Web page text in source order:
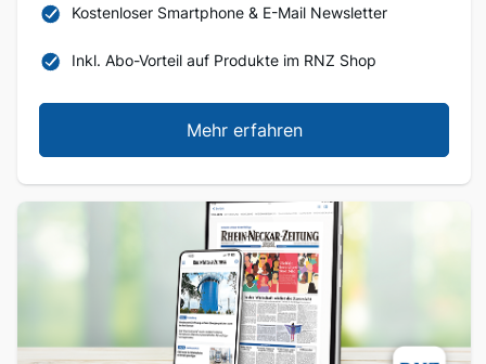
Kostenloser Smartphone & E-Mail Newsletter
Inkl. Abo-Vorteil auf Produkte im RNZ Shop
Mehr erfahren